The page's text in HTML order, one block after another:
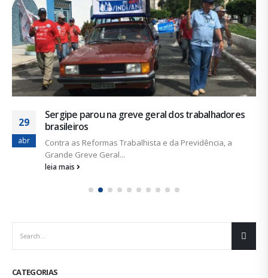
29
abr
Sergipe parou na greve geral dos trabalhadores
brasileiros
Contra as Reformas Trabalhista e da Previdência, a
Grande Greve Geral...
leia mais
CATEGORIAS